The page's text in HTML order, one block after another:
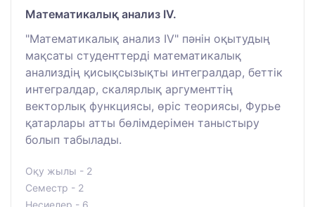
Математикалық анализ IV.
"Математикалық анализ IV" пәнін оқытудың
мақсаты студенттерді математикалық
анализдің қисықсызықты интегралдар, беттік
интегралдар, скалярлық аргументтің
векторлық функциясы, өріс теориясы, Фурье
қатарлары атты бөлімдерімен таныстыру
болып табылады.
Оқу жылы - 2
Семестр - 2
Несиелер - 6